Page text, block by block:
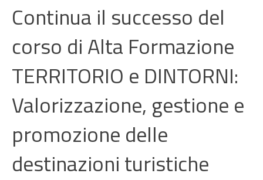
Continua il successo del
corso di Alta Formazione
TERRITORIO e DINTORNI:
Valorizzazione, gestione e
promozione delle
destinazioni turistiche